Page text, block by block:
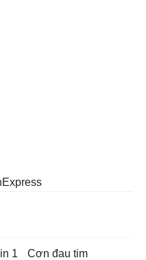
1
cơn đau tim